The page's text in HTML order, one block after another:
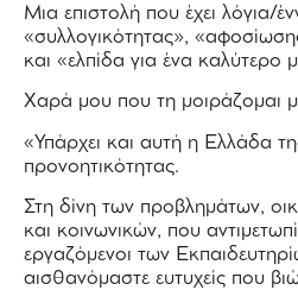
Μια επιστολή που έχει λόγια/
«συλλογικότητας»,
και «ελπίδα για ένα καλύτερο
Χαρά μου που τη μοιράζομαι
«Υπάρχει και αυτή η Ελλάδα
προνοητικότητας.
Στη δίνη των προβλημάτων,
και κοινωνικών, που
εργαζόμενοι των
αισθανόμαστε ευτυχείς που